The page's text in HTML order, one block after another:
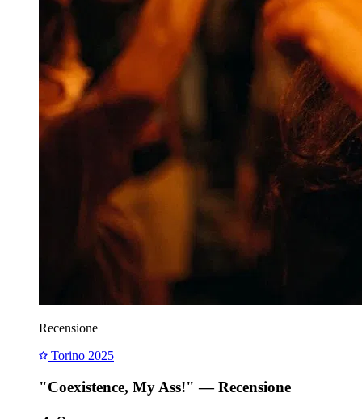
Recensione
Torino 2025
"Coexistence, My Ass!" — Recensione